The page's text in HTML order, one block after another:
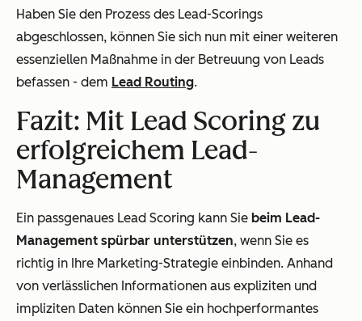
Haben Sie den Prozess des Lead-Scorings
abgeschlossen, können Sie sich nun mit einer weiteren
essenziellen Maßnahme in der Betreuung von Leads
befassen - dem Lead Routing.
Fazit: Mit Lead Scoring zu
erfolgreichem Lead-
Management
Ein passgenaues Lead Scoring kann Sie beim Lead-
Management spürbar unterstützen, wenn Sie es
richtig in Ihre Marketing-Strategie einbinden. Anhand
von verlässlichen Informationen aus expliziten und
impliziten Daten können Sie ein hochperformantes